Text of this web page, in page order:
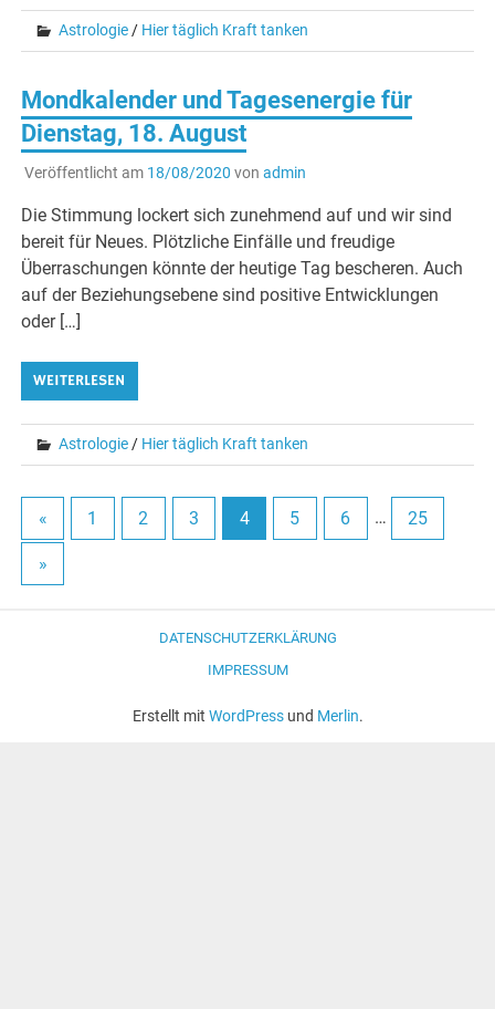
Astrologie / Hier täglich Kraft tanken
Mondkalender und Tagesenergie für
Dienstag, 18. August
Veröffentlicht am 18/08/2020 von admin
Die Stimmung lockert sich zunehmend auf und wir sind
bereit für Neues. Plötzliche Einfälle und freudige
Überraschungen könnte der heutige Tag bescheren. Auch
auf der Beziehungsebene sind positive Entwicklungen
oder […]
WEITERLESEN
Astrologie / Hier täglich Kraft tanken
« 1 2 3 4 5 6 … 25
»
DATENSCHUTZERKLÄRUNG
IMPRESSUM
Erstellt mit WordPressund Merlin.